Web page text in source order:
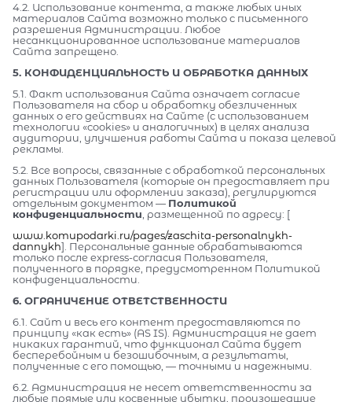
4.2. Использование контента, а также любых иных
материалов Сайта возможно только с письменного
разрешения Администрации. Любое
несанкционированное использование материалов
Сайта запрещено.
5. КОНФИДЕНЦИАЛЬНОСТЬ И ОБРАБОТКА ДАННЫХ
5.1. Факт использования Сайта означает согласие
Пользователя на сбор и обработку обезличенных
данных о его действиях на Сайте (с использованием
технологии «cookies» и аналогичных) в целях анализа
аудитории, улучшения работы Сайта и показа целевой
рекламы.
5.2. Все вопросы, связанные с обработкой персональных
данных Пользователя (которые он предоставляет при
регистрации или оформлении заказа), регулируются
отдельным документом — Политикой
конфиденциальности, размещенной по адресу: [
www.komupodarki.ru/pages/zaschita-personalnykh-
dannykh]. Персональные данные обрабатываются
только после express-согласия Пользователя,
полученного в порядке, предусмотренном Политикой
конфиденциальности.
6. ОГРАНИЧЕНИЕ ОТВЕТСТВЕННОСТИ
6.1. Сайт и весь его контент предоставляются по
принципу «как есть» (AS IS). Администрация не дает
никаких гарантий, что функционал Сайта будет
бесперебойным и безошибочным, а результаты,
полученные с его помощью, — точными и надежными.
6.2. Администрация не несет ответственности за
любые прямые или косвенные убытки, произошедшие